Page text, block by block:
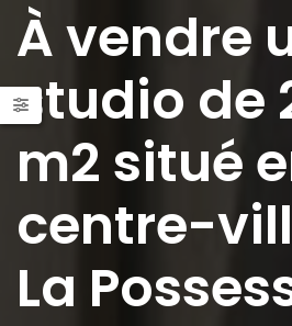
À vendre
studio de
m2 situé
centre-
La